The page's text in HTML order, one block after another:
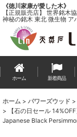
《徳川家康が愛した木》
【正規販売店】 世界銘木
神秘の銘木 東北 微生物 ア
ホーム 新着商品
ホーム > パワーズウッド >
>
【石の日セール
Japanese Black